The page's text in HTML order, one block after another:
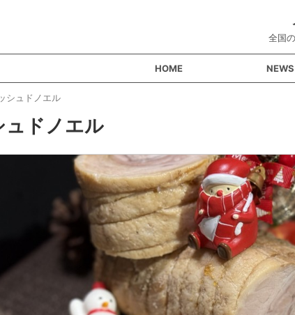
全国
HOME NEWS
シュドノエル
ュドノエル